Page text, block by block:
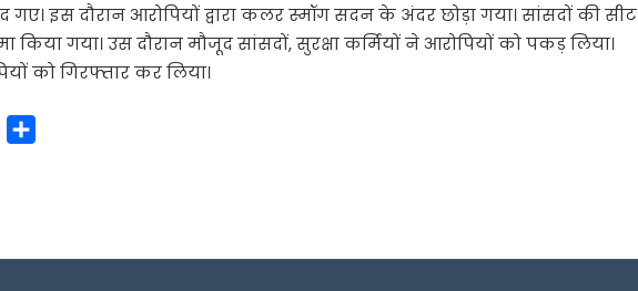
इस दौरान आरोपियों द्वारा कलर स्मॉग सदन के अंदर छोड़ा गया। सांसदों की सीट
किया गया। उस दौरान मौजूद सांसदों, सुरक्षा कर्मियों ने आरोपियों को पकड़ लिया।
को गिरफ्तार कर लिया।